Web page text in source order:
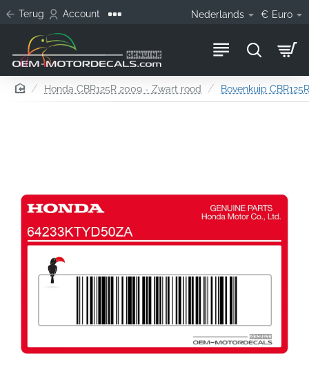
Terug Account Nederlands € Euro
homeHonda CBR125R 2009 - Zwart rood Bovenkuip